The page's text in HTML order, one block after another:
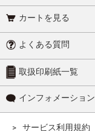
カートを見る
よくある質問
取扱印刷紙一覧
インフォメーション
サービス利用規約